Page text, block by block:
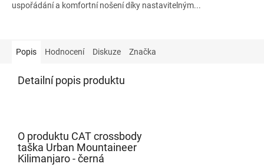
uspořádání a komfortní nošení díky nastavitelným...
Popis Hodnocení Diskuze Značka
Detailní popis produktu
O produktu CAT crossbody
taška Urban Mountaineer
Kilimanjaro - černá